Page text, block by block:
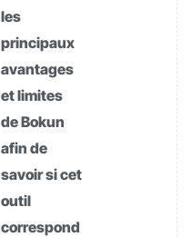
les
principaux
avantages
et limites
de Bokun
afin de
savoir si cet
outil
correspond